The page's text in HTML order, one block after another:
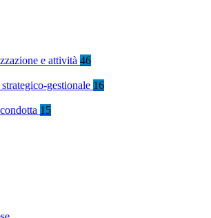
e attività 46
gestionale 16
15